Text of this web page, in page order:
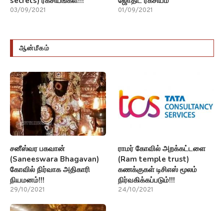
03/09/2021 01/09/2021
ஆன்மீகம்
சனீஸ்வர பகவான்
(Saneeswara Bhagavan)
கோவில் நிர்வாக அதிகாரி
நியமனம்!!!
29/10/2021
ராமர் கோவில் அறக்கட்டளை
(Ram temple trust)
கணக்குகள் டிசிஎஸ் மூலம்
நிர்வகிக்கப்படும்!!!
24/10/2021